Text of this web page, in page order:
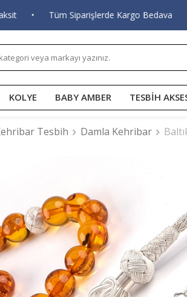
• Tüm Siparişlerde Kargo Bedava •
KOLYE BABY AMBER TESBİH
Tesbih Damla Kehribar